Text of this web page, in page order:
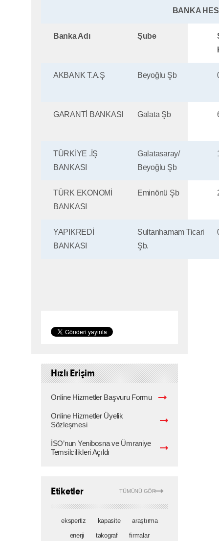
BANKA
Banka Adı Şube
AKBANK T.A.Ş Beyoğlu Şb
GARANTİ BANKASI Galata Şb
TÜRKİYE .İŞ
BANKASI
Galatasaray/
Beyoğlu Şb
TÜRK EKONOMİ
BANKASI
Eminönü Şb
YAPIKREDİ
BANKASI
Sultanhamam Ticari
Şb.
Hızlı Erişim
Online Hizmetler Başvuru Formu
Online Hizmetler Üyelik
Sözleşmesi
İSO’nun Yenibosna ve Ümraniye
Temsilcilikleri Açıldı
TÜMÜNÜ GÖR
Etiketler
ekspertiz kapasite
araştırma
enerji
takograf
firmalar